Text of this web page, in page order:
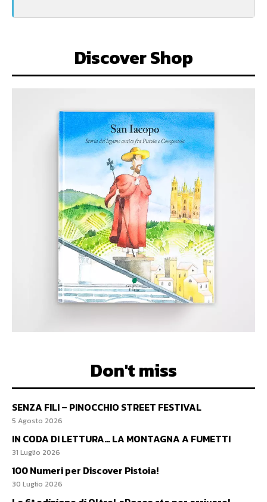
Discover Shop
Don't miss
SENZA FILI – PINOCCHIO STREET FESTIVAL
5 Agosto 2026
IN CODA DI LETTURA… LA MONTAGNA A FUMETTI
31 Luglio 2026
100 Numeri per Discover Pistoia!
30 Luglio 2026